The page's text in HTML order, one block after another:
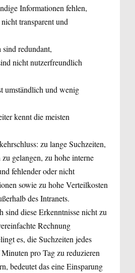
Informationen fehlen,
transparent und
redundant,
nicht nutzerfreundlich
umständlich und wenig
kennt die meisten
zu lange Suchzeiten,
gelangen, zu hohe interne
fehlender oder nicht
sowie zu hohe Verteilkosten
des Intranets.
sind diese Erkenntnisse nicht zu
Rechnung
es, die Suchzeiten jedes
pro Tag zu reduzieren
bedeutet das eine Einsparung